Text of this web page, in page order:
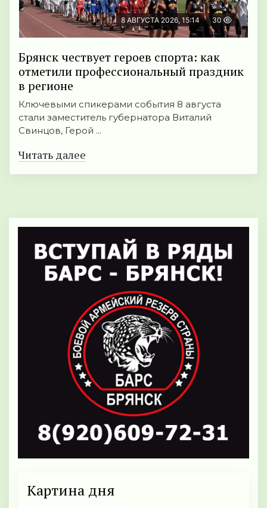
8 АВГУСТА 2026, 15:14 30
Брянск чествует героев спорта: как
отметили профессиональный праздник
в регионе
Ключевыми спикерами события 8 августа
стали заместитель губернатора Виталий
Свинцов, Герой ...
Читать далее
Картина дня